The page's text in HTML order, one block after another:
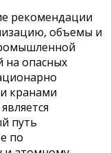
рекомендации
объемы и
на опасных
кранами
путь
по